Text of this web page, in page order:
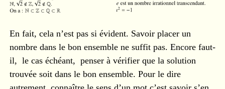
En fait, cela n’est pas si évident. Savoir placer un
nombre dans le bon ensemble ne suffit pas. Encore faut-
il, le cas échéant, penser à vérifier que la solution
trouvée soit dans le bon ensemble. Pour le dire